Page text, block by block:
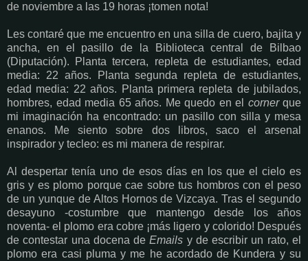
de noviembre a las 19 horas ¡tomen nota!
Les contaré que me encuentro en una silla de cuero, bajita y
ancha, en el pasillo de la Biblioteca central de Bilbao
(Diputación). Planta tercera, repleta de estudiantes, edad
media: 22 años. Planta segunda repleta de estudiantes,
edad media: 22 años. Planta primera repleta de jubilados,
hombres, edad media 65 años. Me quedo en el cornerque
mi imaginación ha encontrado: un pasillo con silla y mesa
enanos. Me siento sobre dos libros, saco el arsenal
inspirador y tecleo: es mi manera de respirar.
Al despertar tenía uno de esos días en los que el cielo es
gris y es plomo porque cae sobre tus hombros con el peso
de un yunque de Altos Hornos de Vizcaya. Tras el segundo
desayuno -costumbre que mantengo desde los años
noventa- el plomo era cobre ¡más ligero y colorido! Después
de contestar una docena deEmails y de escribir un rato, el
plomo era casi pluma y me he acordado de Kundera y su